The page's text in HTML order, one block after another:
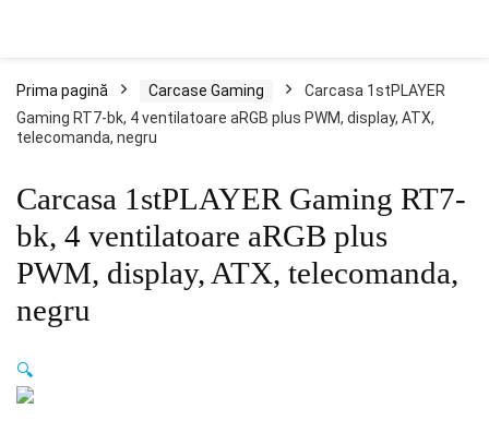
Prima pagină Carcase Gaming
Carcasa 1stPLAYER
Gaming RT7-bk, 4 ventilatoare aRGB plus PWM, display, ATX,
telecomanda, negru
Carcasa 1stPLAYER Gaming RT7-
bk, 4 ventilatoare aRGB plus
PWM, display, ATX, telecomanda,
negru
🔍